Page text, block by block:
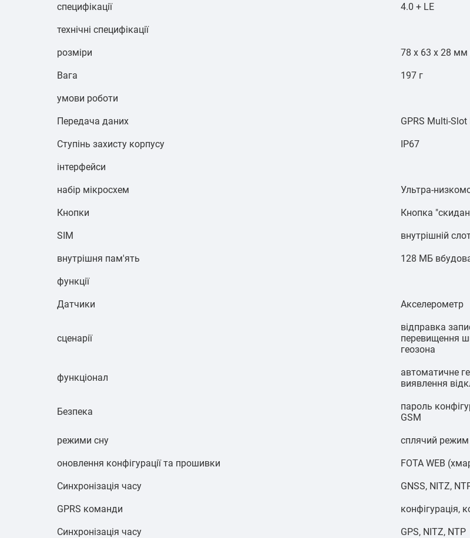
специфікації 4.0 + LE
технічні специфікації
розміри 78 x 63 x 28
Вага 197 г
умови роботи
Передача даних GPRS Multi-Slot
Ступінь захисту корпусу IP67
інтерфейси
набір мікросхем Ультра-
Кнопки Кнопка
SIM внутрішній
внутрішня пам'ять 128 МБ
функції
Датчики Акселерометр
сценарії
відправка
перевищення
геозона
функціонал
автоматичне
виявлення
Безпека
пароль
GSM
режими сну сплячий
оновлення конфігурації та прошивки FOTA WEB
Синхронізація часу GNSS, NITZ,
GPRS команди конфігурація,
Синхронізація часу GPS, NITZ, NTP